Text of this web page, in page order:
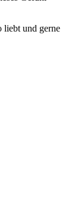
liebt und gerne